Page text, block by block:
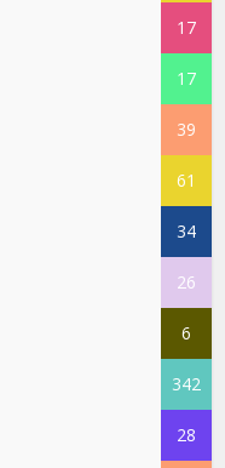
17
17
39
61
34
26
6
342
28